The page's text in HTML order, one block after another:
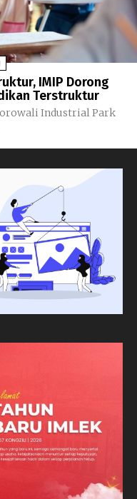
IMIP Dorong
Terstruktur